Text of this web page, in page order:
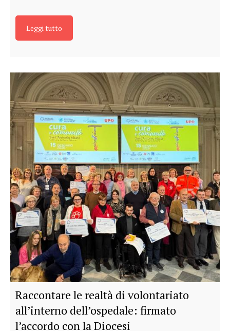
Leggi tutto
Raccontare le realtà di volontariato
all’interno dell’ospedale: firmato
l’accordo con la Diocesi